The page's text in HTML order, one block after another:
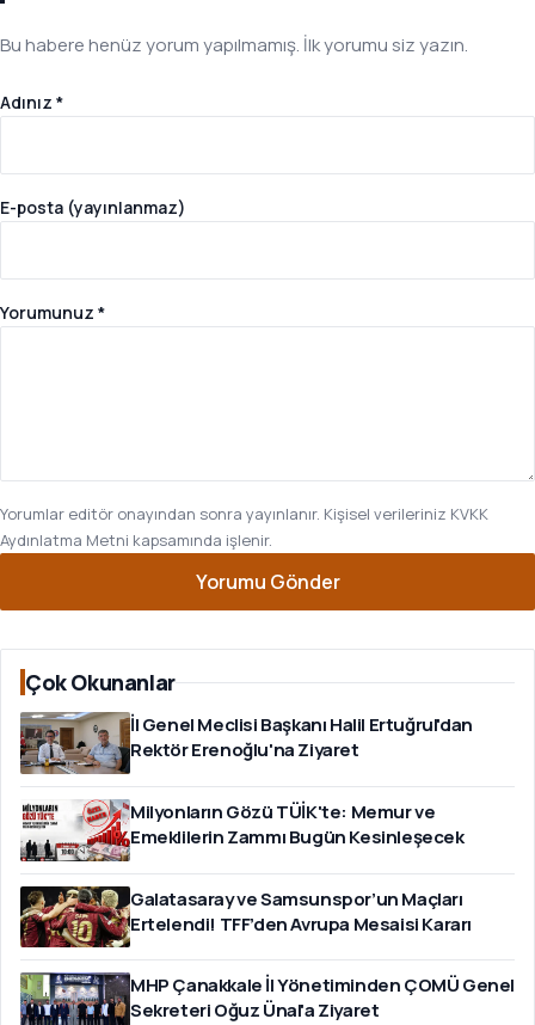
Bu habere henüz yorum yapılmamış. İlk yorumu siz yazın.
Adınız *
E-posta (yayınlanmaz)
Yorumunuz *
Yorumlar editör onayından sonra yayınlanır. Kişisel verileriniz KVKK
Aydınlatma Metni kapsamında işlenir.
Yorumu Gönder
Çok Okunanlar
İl Genel Meclisi Başkanı Halil Ertuğrul'dan
Rektör Erenoğlu'na Ziyaret
Milyonların Gözü TÜİK'te: Memur ve
Emeklilerin Zammı Bugün Kesinleşecek
Galatasaray ve Samsunspor’un Maçları
Ertelendi! TFF’den Avrupa Mesaisi Kararı
MHP Çanakkale İl Yönetiminden ÇOMÜ Genel
Sekreteri Oğuz Ünal'a Ziyaret